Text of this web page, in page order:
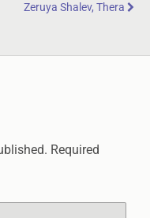
Zeruya Shalev, Thera
Required